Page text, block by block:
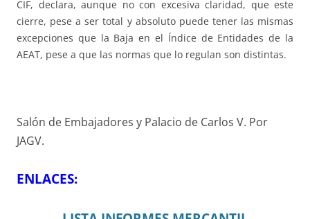
CIF, declara, aunque no con excesiva claridad, que este
cierre, pese a ser total y absoluto puede tener las mismas
excepciones que la Baja en el Índice de Entidades de la
AEAT, pese a que las normas que lo regulan son distintas.
Salón de Embajadores y Palacio de Carlos V. Por
JAGV.
ENLACES: